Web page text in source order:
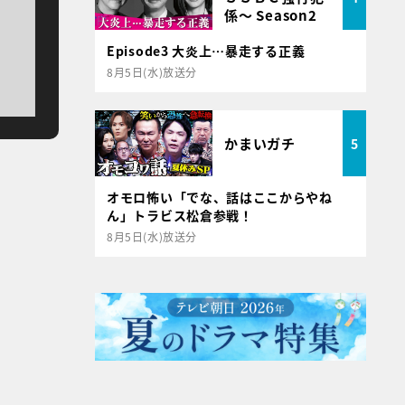
係～ Season2
Episode3 大炎上…暴走する正義
8月5日(水)放送分
かまいガチ 5
オモロ怖い「でな、話はここからやね
ん」トラビス松倉参戦！
8月5日(水)放送分